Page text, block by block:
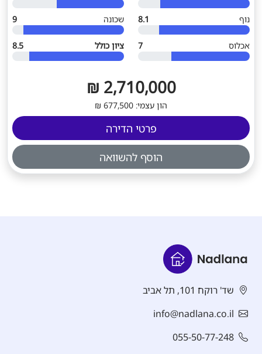
נוף 8.1 שכונה 9
אכלוס 7 ציון כולל 8.5
2,710,000 ₪
הון עצמי: 677,500 ₪
פרטי הדירה
הוסף להשוואה
שד' רוקח 101, תל אביב
info@nadlana.co.il
055-50-77-248